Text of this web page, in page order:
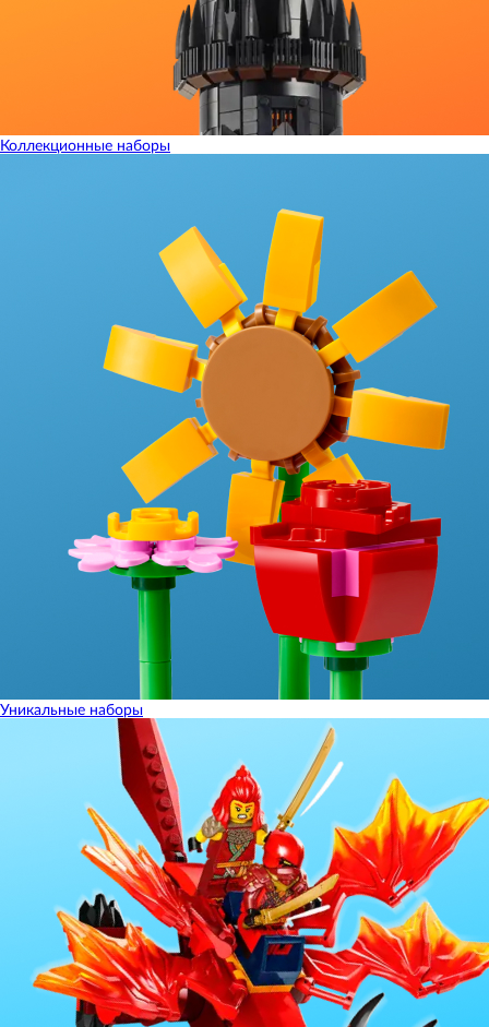
Коллекционные наборы
Уникальные наборы